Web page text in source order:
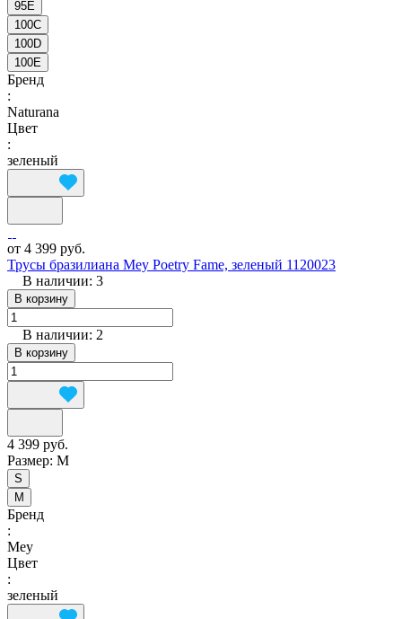
95E
100C
100D
100E
Бренд
:
Naturana
Цвет
:
зеленый
от 4 399 руб.
Трусы бразилиана Mey Poetry Fame, зеленый 1120023
В наличии: 3
В корзину
В наличии: 2
В корзину
4 399 руб.
Размер: M
S
M
Бренд
:
Mey
Цвет
:
зеленый